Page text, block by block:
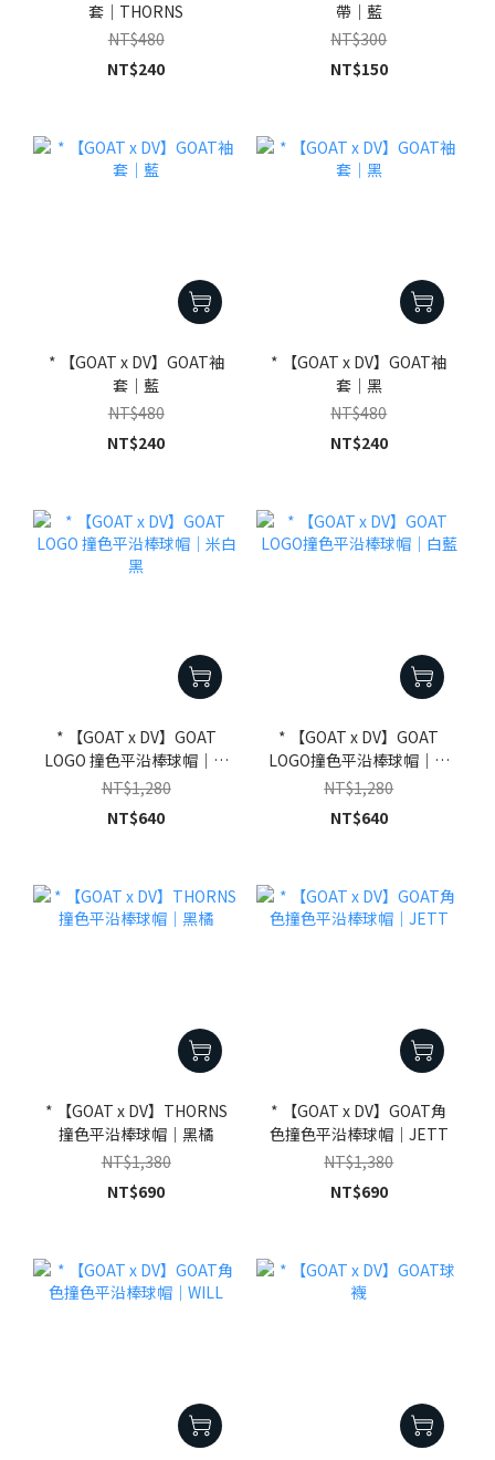
套｜THORNS
NT$480
NT$240
帶｜藍
NT$300
NT$150
* 【GOAT x DV】GOAT袖
套｜藍
NT$480
NT$240
* 【GOAT x DV】GOAT袖
套｜黑
NT$480
NT$240
* 【GOAT x DV】GOAT
LOGO 撞色平沿棒球帽｜米
白黑
NT$1,280
NT$640
* 【GOAT x DV】GOAT
LOGO撞色平沿棒球帽｜白
藍
NT$1,280
NT$640
* 【GOAT x DV】THORNS
撞色平沿棒球帽｜黑橘
NT$1,380
NT$690
* 【GOAT x DV】GOAT角
色撞色平沿棒球帽｜JETT
NT$1,380
NT$690